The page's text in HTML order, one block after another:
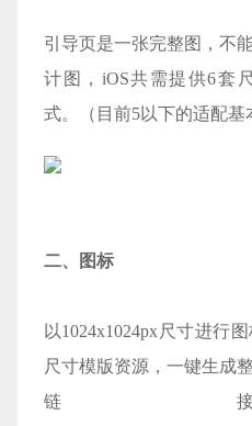
引导页是一张完整图，不
计图，iOS共需提供6套
式。（目前5以下的适配基
二、图标
以1024x1024px尺寸进行
尺寸模版资源，一键生成
链